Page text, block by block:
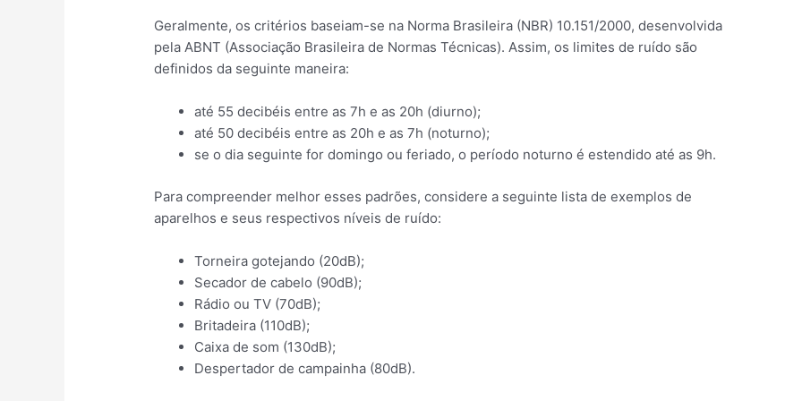
Geralmente, os critérios baseiam-se na Norma Brasileira (NBR) 10.151/2000, desenvolvida
pela ABNT (Associação Brasileira de Normas Técnicas). Assim, os limites de ruído são
definidos da seguinte maneira:
até 55 decibéis entre as 7h e as 20h (diurno);
até 50 decibéis entre as 20h e as 7h (noturno);
se o dia seguinte for domingo ou feriado, o período noturno é estendido até as 9h.
Para compreender melhor esses padrões, considere a seguinte lista de exemplos de
aparelhos e seus respectivos níveis de ruído:
Torneira gotejando (20dB);
Secador de cabelo (90dB);
Rádio ou TV (70dB);
Britadeira (110dB);
Caixa de som (130dB);
Despertador de campainha (80dB).